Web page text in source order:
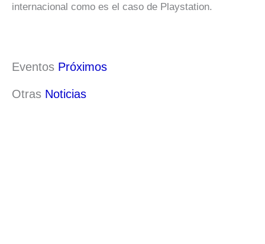
internacional como es el caso de Playstation.
Eventos Próximos
Otras Noticias